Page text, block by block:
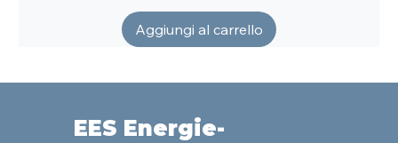
Aggiungi al carrello
EES Energie-